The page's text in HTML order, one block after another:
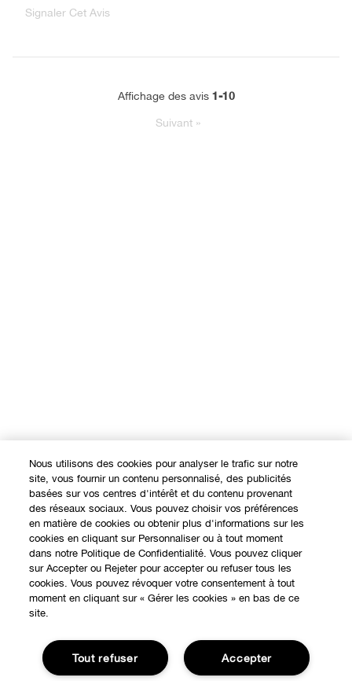
Signaler Cet Avis
Affichage des avis 1-10
Suivant »
EXPÉRIENCE EN LIGNE
Programme de Fidélité
À PROPOS
Nous utilisons des cookies pour analyser le trafic sur notre
site, vous fournir un contenu personnalisé, des publicités
basées sur vos centres d'intérêt et du contenu provenant
des réseaux sociaux. Vous pouvez choisir vos préférences
en matière de cookies ou obtenir plus d'informations sur les
cookies en cliquant sur Personnaliser ou à tout moment
dans notre Politique de Confidentialité. Vous pouvez cliquer
sur Accepter ou Rejeter pour accepter ou refuser tous les
cookies. Vous pouvez révoquer votre consentement à tout
moment en cliquant sur « Gérer les cookies » en bas de ce
site.
Accepter
Tout refuser